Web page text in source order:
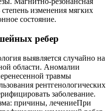
изменения мягких
состояние.
ребер
выявляется случайно на
области. Аномалии
травмы
рентгенологических
заболевание.
При